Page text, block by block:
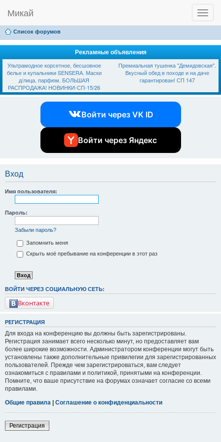
T
o
g
l
n
a
v
g
Микай
Ссылки Вход
Список форумов
Рекламные объявления
Ультрамодное корсетное, бесшовное
белье и купальники SЕNSЕRА. Маски
д/лица, парфюм. БОЛЬШАЯ
РАСПРОДАЖА! НОВИНКИ-СП-15/26
Премиальная тушенка "Демидовская".
Вкусный обед в походе и на даче
гарантирован! СП 147
Войти через VK ID
Войти через Яндекс
Вход
Имя пользователя:
Пароль:
Забыли пароль?
Запомнить меня
Скрыть моё пребывание на конференции в этот раз
ВОЙТИ ЧЕРЕЗ СОЦИАЛЬНУЮ СЕТЬ:
Вконтакте
РЕГИСТРАЦИЯ
Для входа на конференцию вы должны быть зарегистрированы.
Регистрация занимает всего несколько минут, но предоставляет вам
более широкие возможности. Администратором конференции могут быть
установлены также дополнительные привилегии для зарегистрированных
пользователей. Прежде чем зарегистрироваться, вам следует
ознакомиться с правилами и политикой, принятыми на конференции.
Помните, что ваше присутствие на форумах означает согласие со всеми
правилами.
Общие правила
Соглашение о конфиденциальности
Регистрация